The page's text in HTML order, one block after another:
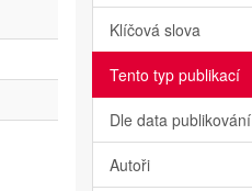
Klíčová slova
Tento typ publikací
Dle data publikování
Autoři